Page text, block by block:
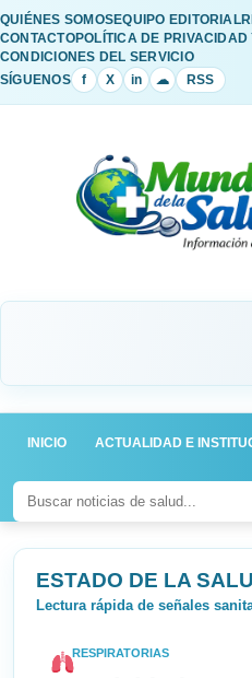
QUIÉNES SOMOSEQUIPO EDITORIAL
CONTACTOPOLÍTICA DE PRIVACIDAD
CONDICIONES DEL SERVICIO
SÍGUENOS
f X in ☁ RSS
INICIO ACTUALIDAD E
ESTADO DE LA
Lectura rápida de señales
RESPIRATORIAS